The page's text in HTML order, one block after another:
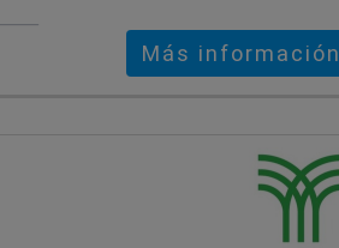
Más información